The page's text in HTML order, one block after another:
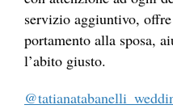
servizio aggiuntivo,
portamento alla sposa,
l’abito giusto.